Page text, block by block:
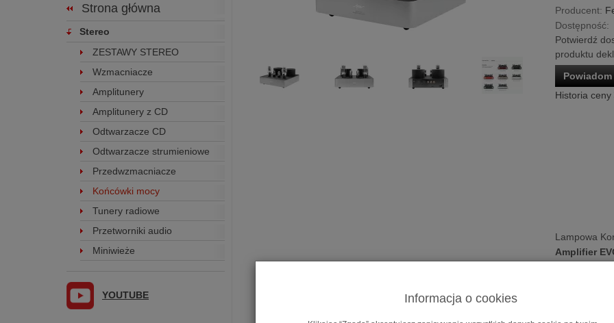
Producent:
Dostępność:
Potwierdź
produktu
Historia ceny
Lampowa
Amplifier
Cena
Możliwość
10, 20,
Strona główna
Stereo
ZESTAWY STEREO
Wzmacniacze
Amplitunery
Amplitunery z CD
Odtwarzacze CD
Odtwarzacze strumieniowe
Przedwzmacniacze
Końcówki mocy
Tunery radiowe
Przetworniki audio
Miniwieże
YOUTUBE Informacja o cookies